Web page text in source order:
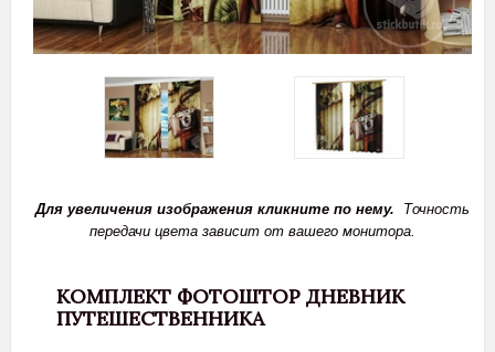
Для увеличения изображения кликните по нему. Точность
передачи цвета зависит от вашего монитора.
КОМПЛЕКТ ФОТОШТОР ДНЕВНИК
ПУТЕШЕСТВЕННИКА